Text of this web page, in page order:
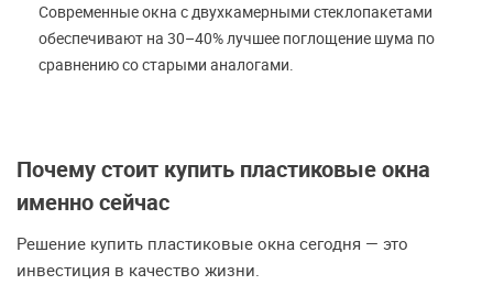
Современные окна с двухкамерными стеклопакетами
обеспечивают на 30–40% лучшее поглощение шума по
сравнению со старыми аналогами.
Почему стоит купить пластиковые окна
именно сейчас
Решение купить пластиковые окна сегодня — это
инвестиция в качество жизни.